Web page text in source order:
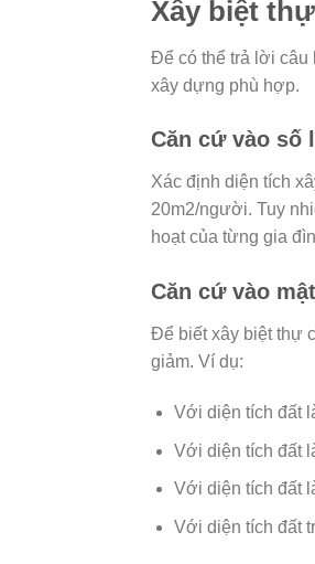
Xây biệt
Để có thể trả lời câu
xây dựng phù hợp.
Căn cứ vào số
Xác định diện tích
20m2/người. Tuy
hoạt của từng gia
Căn cứ vào
Để biết xây biệt thự
giảm. Ví dụ:
Với diện tích đất
Với diện tích đất
Với diện tích đất
Với diện tích đất